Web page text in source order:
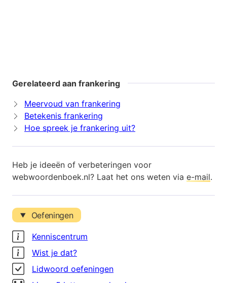
Gerelateerd aan frankering
Meervoud van frankering
Betekenis frankering
Hoe spreek je frankering uit?
Heb je ideeën of verbeteringen voor
webwoordenboek.nl? Laat het ons weten via e-mail.
Oefeningen
Kenniscentrum
Wist je dat?
Lidwoord oefeningen